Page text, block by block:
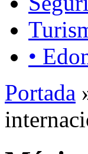
•
Portada